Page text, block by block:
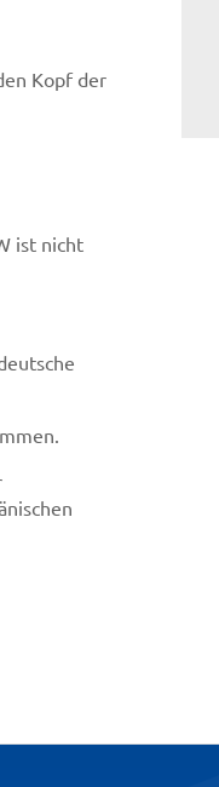
Kopf der
ist nicht